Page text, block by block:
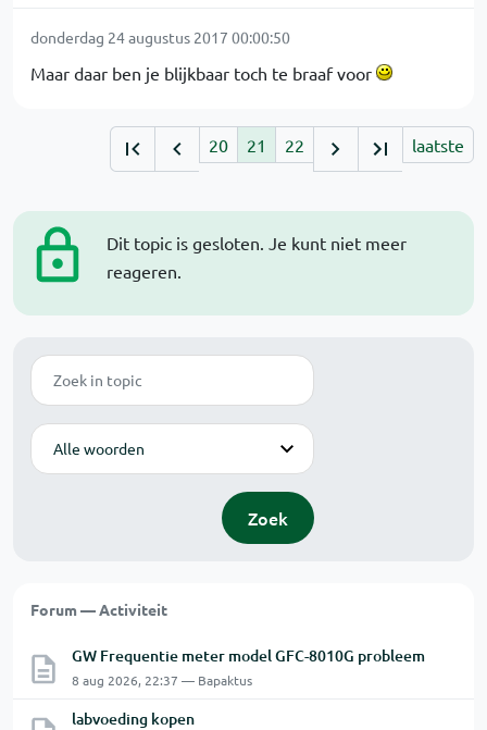
Dit topic is gesloten. Je kunt niet meer
reageren.
Zoek
Modus
Zoek
Forum — Activiteit
GW Frequentie meter model GFC-8010G probleem
8 aug 2026, 22:37 — Bapaktus
labvoeding kopen
donderdag 24 augustus 2017 00:00:50
Maar daar ben je blijkbaar toch te braaf voor
20 21 22 laatste